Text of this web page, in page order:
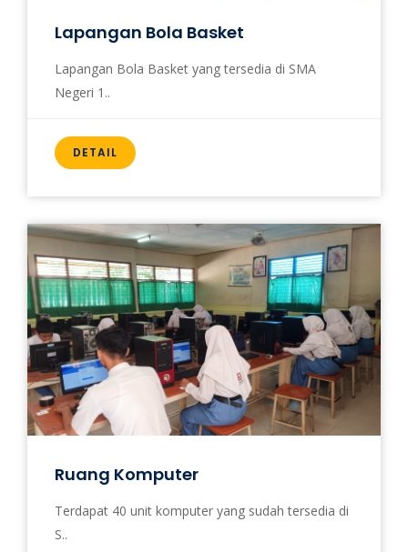
Lapangan Bola Basket
Lapangan Bola Basket yang tersedia di SMA
Negeri 1..
DETAIL
Ruang Komputer
Terdapat 40 unit komputer yang sudah tersedia di
S..